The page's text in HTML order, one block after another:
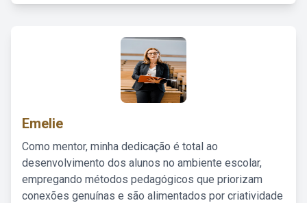
Emelie
Como mentor, minha dedicação é total ao
desenvolvimento dos alunos no ambiente escolar,
empregando métodos pedagógicos que priorizam
conexões genuínas e são alimentados por criatividade